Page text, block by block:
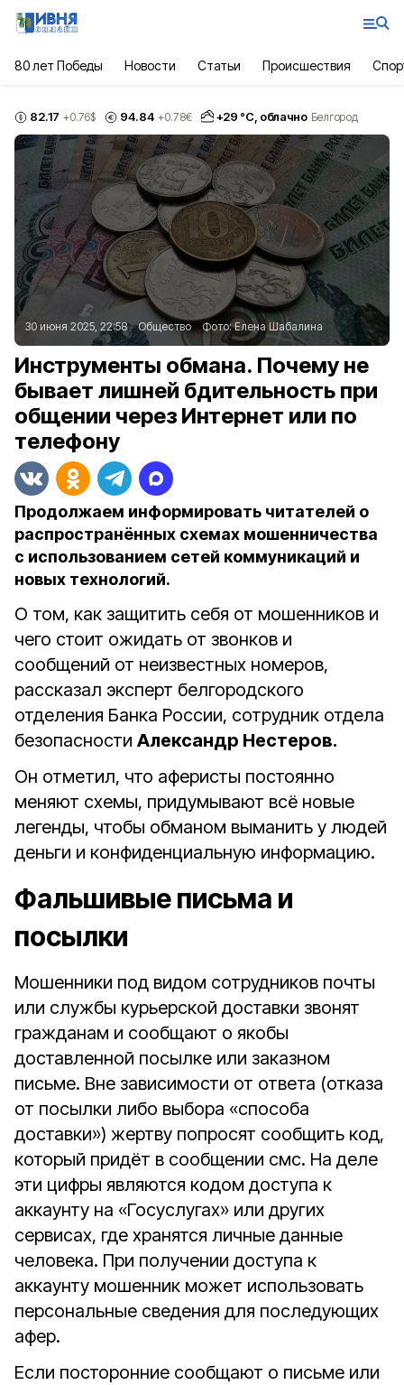
80 лет Победы Новости Статьи Происшествия
82.17 +0.76$ 94.84 +0.78€ +29 °С, облачно Белгород
30 июня 2025, 22:58 Общество Фото:Елена Шабалина
Инструменты обмана. Почему не
бывает лишней бдительность при
общении через Интернет или по
телефону
Продолжаем информировать читателей о
распространённых схемах мошенничества
с использованием сетей коммуникаций и
новых технологий.
О том, как защитить себя от мошенников и
чего стоит ожидать от звонков и
сообщений от неизвестных номеров,
рассказал эксперт белгородского
отделения Банка России, сотрудник отдела
безопасности Александр Нестеров.
Он отметил, что аферисты постоянно
меняют схемы, придумывают всё новые
легенды, чтобы обманом выманить у людей
деньги и конфиденциальную информацию.
Фальшивые письма и
посылки
Мошенники под видом сотрудников почты
или службы курьерской доставки звонят
гражданам и сообщают о якобы
доставленной посылке или заказном
письме. Вне зависимости от ответа (отказа
от посылки либо выбора «способа
доставки») жертву попросят сообщить код,
который придёт в сообщении смс. На деле
эти цифры являются кодом доступа к
аккаунту на «Госуслугах» или других
сервисах, где хранятся личные данные
человека. При получении доступа к
аккаунту мошенник может использовать
персональные сведения для последующих
афер.
Если посторонние сообщают о письме или